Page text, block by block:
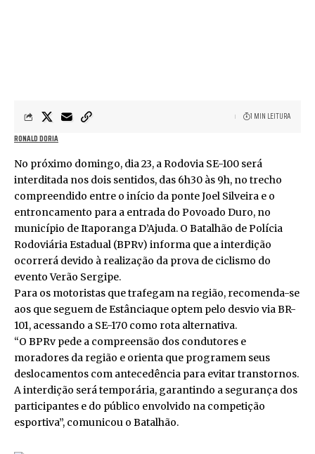
RONALD DORIA
1 MIN LEITURA
No próximo domingo, dia 23, a Rodovia SE-100 será
interditada nos dois sentidos, das 6h30 às 9h, no trecho
compreendido entre o início da ponte Joel Silveira e o
entroncamento para a entrada do Povoado Duro, no
município de Itaporanga D’Ajuda. O Batalhão de Polícia
Rodoviária Estadual (BPRv) informa que a interdição
ocorrerá devido à realização da prova de ciclismo do
evento Verão Sergipe.
Para os motoristas que trafegam na região, recomenda-se
aos que seguem de Estânciaque optem pelo desvio via BR-
101, acessando a SE-170 como rota alternativa.
“O BPRv pede a compreensão dos condutores e
moradores da região e orienta que programem seus
deslocamentos com antecedência para evitar transtornos.
A interdição será temporária, garantindo a segurança dos
participantes e do público envolvido na competição
esportiva”, comunicou o Batalhão.